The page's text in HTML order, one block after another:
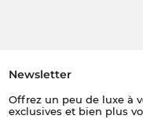
Newsletter
Offrez un peu de luxe à
exclusives et bien plus